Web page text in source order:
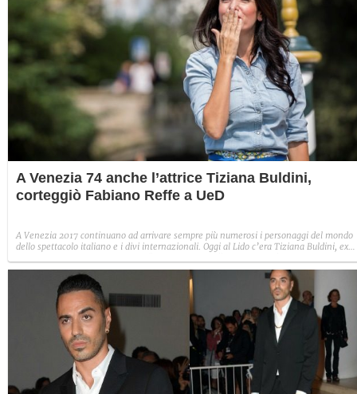
A Venezia 74 anche l’attrice Tiziana Buldini,
corteggiò Fabiano Reffe a UeD
A Venezia 2017 continuano ad arrivare sempre più numerosi i personaggi del mondo
dello spettacolo italiano e i divi internazionali. Oggi al Lido c’era Tiziana Buldini, ex